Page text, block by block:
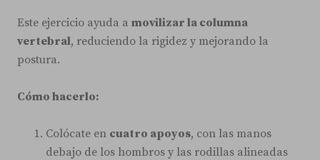
Este ejercicio ayuda a movilizar la columna
vertebral, reduciendo la rigidez y mejorando la
postura.
Cómo hacerlo:
Colócate en cuatro apoyos, con las manos
debajo de los hombros y las rodillas alineadas